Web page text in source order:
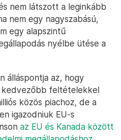
nem látszott a leginkább
nem egy nagyszabású,
egy alapszintű
nyélbe ütése a
álláspontja az, hogy
kedvezőbb feltételekkel
közös piachoz, de a
igazodniuk EU-s
az EU és Kanada között